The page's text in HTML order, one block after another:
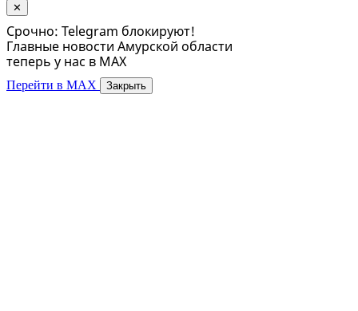
✕
Срочно: Telegram блокируют!
Главные новости Амурской области
теперь у нас в MAX
Перейти в MAX Закрыть